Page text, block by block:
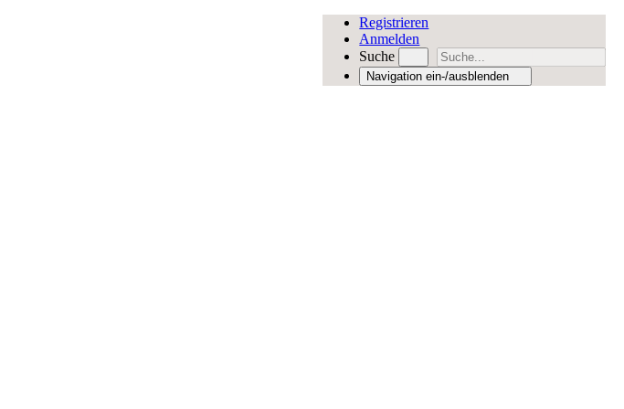
Registrieren
Anmelden
Suche
Navigation ein-/ausblenden